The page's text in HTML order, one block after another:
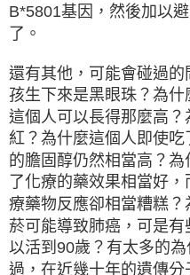
B*5801基因，然後加以
了。
還有其他，可能會碰過
孩生下來是黑眼珠？為
這個人可以長得那麼高
紅？為什麼這個人即使
的膽固醇仍然相當高？
了化療的藥效果相當好
療藥物反應卻相當糟糕
菸可能導致肺癌，可是
以活到90歲？有太多的
過，在近幾十年的遺傳